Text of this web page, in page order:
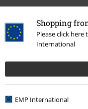
Shopping
Please click
International
EMP International
Náš zákaznický
Znovu dostupné: Pondělí
Zahájit chat
Zákaznícky servis